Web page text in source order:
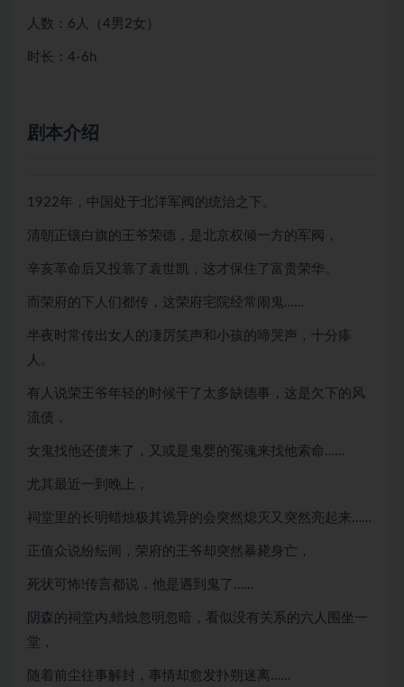
人数：6人（4男2女）
时长：4-6h
剧本介绍
1922年，中国处于北洋军阀的统治之下。
清朝正镶白旗的王爷荣德，是北京权倾一方的军阀，
辛亥革命后又投靠了袁世凯，这才保住了富贵荣华。
而荣府的下人们都传，这荣府宅院经常闹鬼……
半夜时常传出女人的凄厉笑声和小孩的啼哭声，十分瘆
人。
有人说荣王爷年轻的时候干了太多缺德事，这是欠下的风
流债，
女鬼找他还债来了，又或是鬼婴的冤魂来找他索命……
尤其最近一到晚上，
祠堂里的长明蜡烛极其诡异的会突然熄灭又突然亮起来……
正值众说纷纭间，荣府的王爷却突然暴毙身亡，
死状可怖!传言都说，他是遇到鬼了……
阴森的祠堂内,蜡烛忽明忽暗，看似没有关系的六人围坐一
堂，
随着前尘往事解封，事情却愈发扑朔迷离……